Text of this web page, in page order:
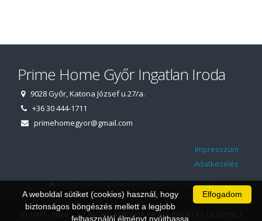
Prime Home Győr Ingatlan Iroda
9028 Győr, Katona József u.27/a.
+36 30 444-1711
primehomegyor@gmail.com
Impresszum
Adatkezelés
|Projektek|Ingatlanok|Keresünk|Kapcsolat
© 1997 - 2026 AZ INGATLANIRODA WEBOLDALÁT ÉS ÜGYVITELI
Elfogadom
A weboldal sütiket (cookies) használ, hogy
biztonságos böngészés mellett a legjobb
felhasználói élményt nyújthassa.